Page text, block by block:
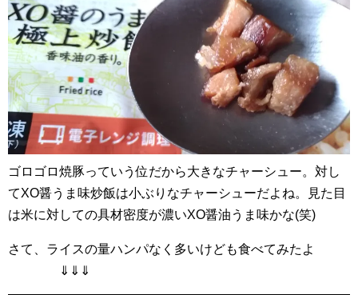
ゴロゴロ焼豚っていう位だから大きなチャーシュー。対し
てXO醤うま味炒飯は小ぶりなチャーシューだよね。見た目
は米に対しての具材密度が濃いXO醤油うま味かな(笑)
さて、ライスの量ハンパなく多いけども食べてみたよ
⇓⇓⇓